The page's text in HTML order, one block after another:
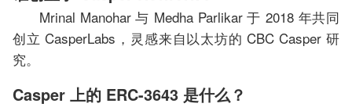
Mrinal Manohar 与 Medha Parlikar 于 2018 年共同
创立 CasperLabs，灵感来自以太坊的 CBC Casper 研
究。
Casper 上的 ERC-3643 是什么？